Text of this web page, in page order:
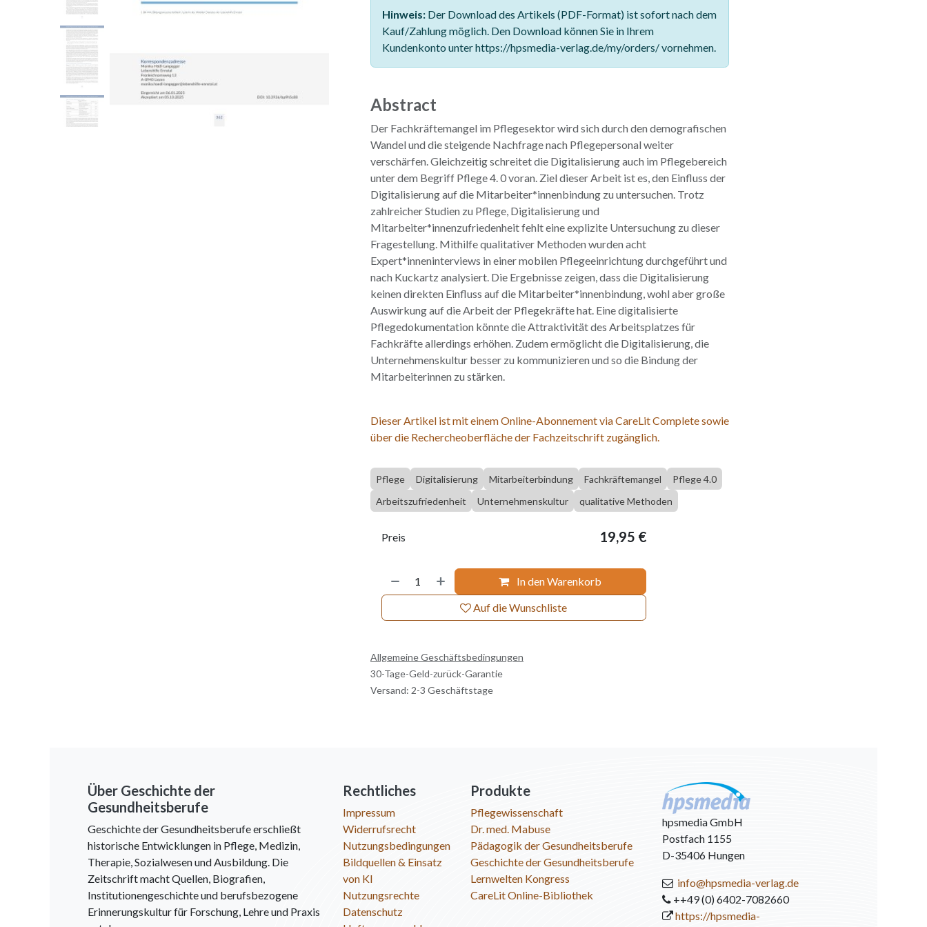
Hinweis:Der Download des Artikels (PDF-Format) ist sofort nach dem
Kauf/Zahlung möglich. Den Download können Sie in Ihrem
Kundenkonto unter https://hpsmedia-verlag.de/my/orders/ vornehmen.
Abstract
Der Fachkräftemangel im Pflegesektor wird sich durch den demografischen
Wandel und die steigende Nachfrage nach Pflegepersonal weiter
verschärfen. Gleichzeitig schreitet die Digitalisierung auch im Pflegebereich
unter dem Begriff Pflege 4. 0 voran. Ziel dieser Arbeit ist es, den Einfluss der
Digitalisierung auf die Mitarbeiter*innenbindung zu untersuchen. Trotz
zahlreicher Studien zu Pflege, Digitalisierung und
Mitarbeiter*innenzufriedenheit fehlt eine explizite Untersuchung zu dieser
Fragestellung. Mithilfe qualitativer Methoden wurden acht
Expert*inneninterviews in einer mobilen Pflegeeinrichtung durchgeführt und
nach Kuckartz analysiert. Die Ergebnisse zeigen, dass die Digitalisierung
keinen direkten Einfluss auf die Mitarbeiter*innenbindung, wohl aber große
Auswirkung auf die Arbeit der Pflegekräfte hat. Eine digitalisierte
Pflegedokumentation könnte die Attraktivität des Arbeitsplatzes für
Fachkräfte allerdings erhöhen. Zudem ermöglicht die Digitalisierung, die
Unternehmenskultur besser zu kommunizieren und so die Bindung der
Mitarbeiterinnen zu stärken.
Dieser Artikel ist mit einem Online-Abonnement via CareLit Complete sowie
über die Rechercheoberfläche der Fachzeitschrift zugänglich.
Pflege Digitalisierung Mitarbeiterbindung Fachkräftemangel
Pflege 4.0
Arbeitszufriedenheit
Unternehmenskultur qualitative Methoden
In den Warenkorb
Auf die Wunschliste
Preis 19,95 €
Allgemeine Geschäftsbedingungen
30-Tage-Geld-zurück-Garantie
Versand: 2-3 Geschäftstage
Über Geschichte der
Gesundheitsberufe
Geschichte der Gesundheitsberufe erschließt
historische Entwicklungen in Pflege, Medizin,
Therapie, Sozialwesen und Ausbildung. Die
Zeitschrift macht Quellen, Biografien,
Institutionengeschichte und berufsbezogene
Erinnerungskultur für Forschung, Lehre und Praxis
Rechtliches
Impressum
Widerrufsrecht
Nutzungsbedingungen
Bildquellen & Einsatz
von KI
Nutzungsrechte
Datenschutz
Produkte
Pflegewissenschaft
Dr. med. Mabuse
Pädagogik der Gesundheitsberufe
Geschichte der Gesundheitsberufe
Lernwelten Kongress
CareLit Online-Bibliothek
hpsmedia GmbH
Postfach 1155
D-35406 Hungen
info@hpsmedia-verlag.de
++49 (0) 6402-7082660
https://hpsmedia-